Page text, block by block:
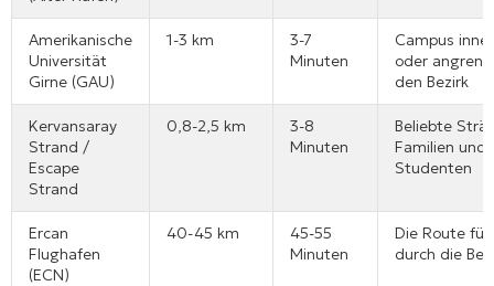
Amerikanische
Universität
Girne (GAU)
1-3 km
3-7
Minuten
Campus
oder
den Bezirk
Kervansaray
Strand /
Escape
Strand
0,8-2,5 km
3-8
Minuten
Beliebte
Familien und
Studenten
Ercan
Flughafen
(ECN)
40-45 km
45-55
Minuten
Die Route
durch die